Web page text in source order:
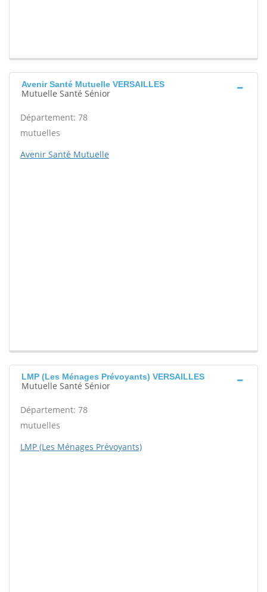
Avenir Santé Mutuelle VERSAILLES
Mutuelle Santé Sénior
Département: 78
mutuelles
Avenir Santé Mutuelle
LMP (Les Ménages Prévoyants) VERSAILLES
Mutuelle Santé Sénior
Département: 78
mutuelles
LMP (Les Ménages Prévoyants)